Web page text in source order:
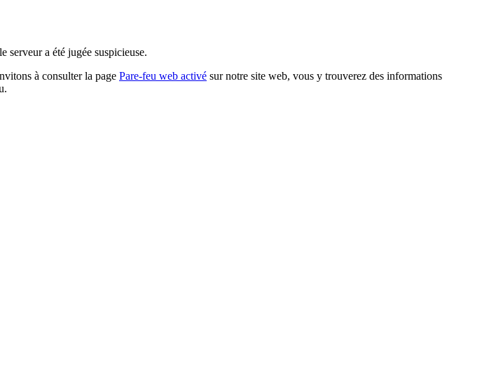
serveur a été jugée suspicieuse.
à consulter la page Pare-feu web activé sur notre site web, vous y trouverez des informations